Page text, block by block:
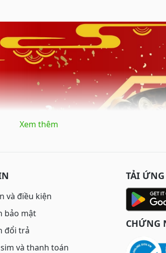
Xem thêm
và điều kiện
bảo mật
đổi trả
và thanh toán
TẢI
CHỨNG